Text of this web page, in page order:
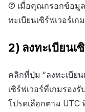
⑦ เมื่อคุณกรอกข้อมูล
ทะเบียนเซิร์ฟเวอร์เ
2) ลงทะเบียนเ
คลิกที่ปุ่ม “ลงทะเบียน
เซิร์ฟเวอร์ที่เกมรองรั
โปรดเลือกตาม UTC